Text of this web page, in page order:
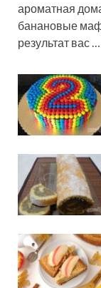
ароматная
банановые
результат вас …